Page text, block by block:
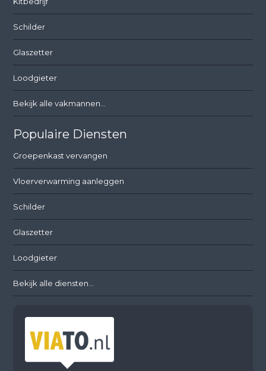
Schilder
Glaszetter
Loodgieter
Bekijk alle vakmannen...
Populaire Diensten
Groepenkast vervangen
Vloerverwarming aanleggen
Schilder
Glaszetter
Loodgieter
Bekijk alle diensten...